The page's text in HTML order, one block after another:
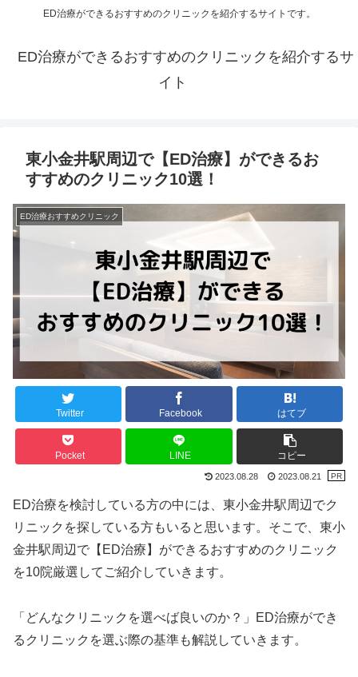
ED治療ができるおすすめのクリニックを紹介するサイトです。
ED治療ができるおすすめのクリニックを紹介するサ
イト
東小金井駅周辺で【ED治療】ができるお
すすめのクリニック10選！
ED治療おすすめクリニック
Twitter Facebook はてブ
Pocket LINE コピー
2023.08.28 2023.08.21
ED治療を検討している方の中には、東小金井駅周辺でク
リニックを探している方もいると思います。そこで、東小
金井駅周辺で【ED治療】ができるおすすめのクリニック
を10院厳選してご紹介していきます。
「どんなクリニックを選べば良いのか？」ED治療ができ
るクリニックを選ぶ際の基準も解説していきます。